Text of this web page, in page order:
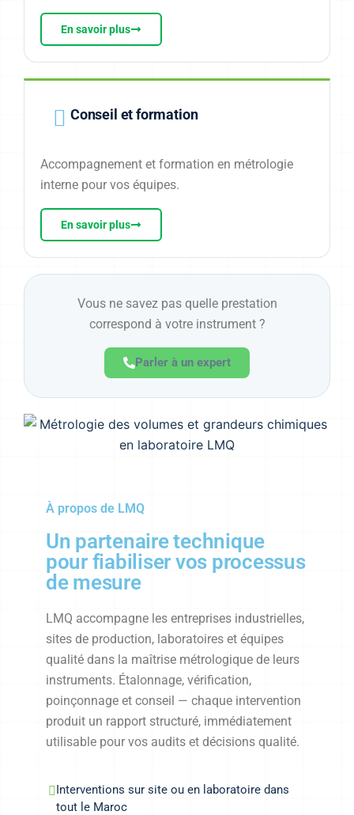
En savoir plus
Conseil et formation
Accompagnement et formation en métrologie
interne pour vos équipes.
En savoir plus
Vous ne savez pas quelle prestation
correspond à votre instrument ?
Parler à un expert
À propos de LMQ
Un partenaire technique
pour fiabiliser vos processus
de mesure
LMQ accompagne les entreprises industrielles,
sites de production, laboratoires et équipes
qualité dans la maîtrise métrologique de leurs
instruments. Étalonnage, vérification,
poinçonnage et conseil — chaque intervention
produit un rapport structuré, immédiatement
utilisable pour vos audits et décisions qualité.
Interventions sur site ou en laboratoire dans
tout le Maroc